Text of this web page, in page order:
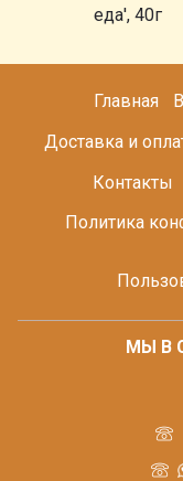
еда', 40г
Главная
Доставка и
Контакты
Политика
МЫ В